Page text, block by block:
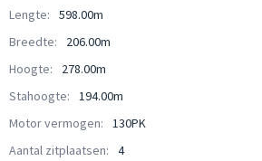
Lengte:
598.00m
Breedte:
206.00m
Hoogte:
278.00m
Stahoogte:
194.00m
Motor vermogen:
130PK
Aantal zitplaatsen:
4